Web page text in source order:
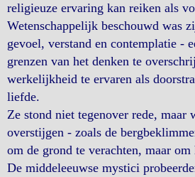
religieuze ervaring kan reiken als
Wetenschappelijk beschouwd was
gevoel, verstand en contemplatie -
grenzen van het denken te
werkelijkheid te ervaren als
liefde.
Ze stond niet tegenover rede, maar
overstijgen - zoals de
om de grond te verachten, maar
De middeleeuwse mystici